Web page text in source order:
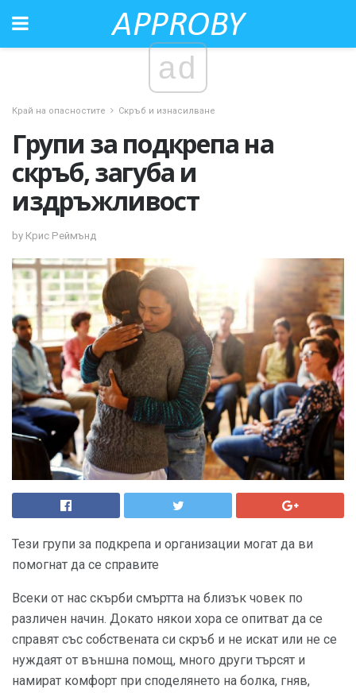
ad
Край на опасностите Скръб и изнасилване
Групи за подкрепа на
скръб, загуба и
издръжливост
by Крис Реймънд
Тези групи за подкрепа и организации могат да ви
помогнат да се справите
Всеки от нас скърби смъртта на близък човек по
различен начин. Докато някои хора се опитват да се
справят със собствената си скръб и не искат или не се
нуждаят от външна помощ, много други търсят и
намират комфорт при споделянето на болка, гняв,